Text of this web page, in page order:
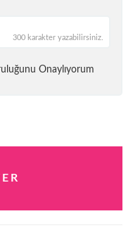
300 karakter yazabilirsiniz.
Onaylıyorum